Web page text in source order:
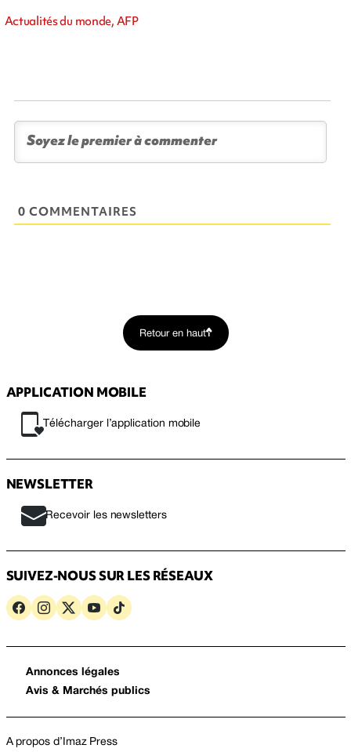
Actualités du monde, AFP
0 COMMENTAIRES
Retour en haut
APPLICATION MOBILE
Télécharger l’application mobile
NEWSLETTER
Recevoir les newsletters
SUIVEZ-NOUS SUR LES RÉSEAUX
Annonces légales
Avis & Marchés publics
A propos d’Imaz Press